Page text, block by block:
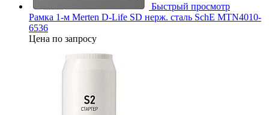
Быстрый просмотр
Рамка 1-м Merten D-Life SD нерж. сталь SchE MTN4010-
6536
Цена по запросу